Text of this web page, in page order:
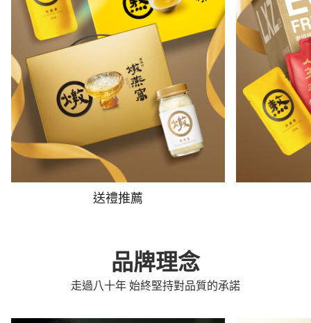
送禮推薦
品牌理念
走過八十年 始終堅持對品質的承諾